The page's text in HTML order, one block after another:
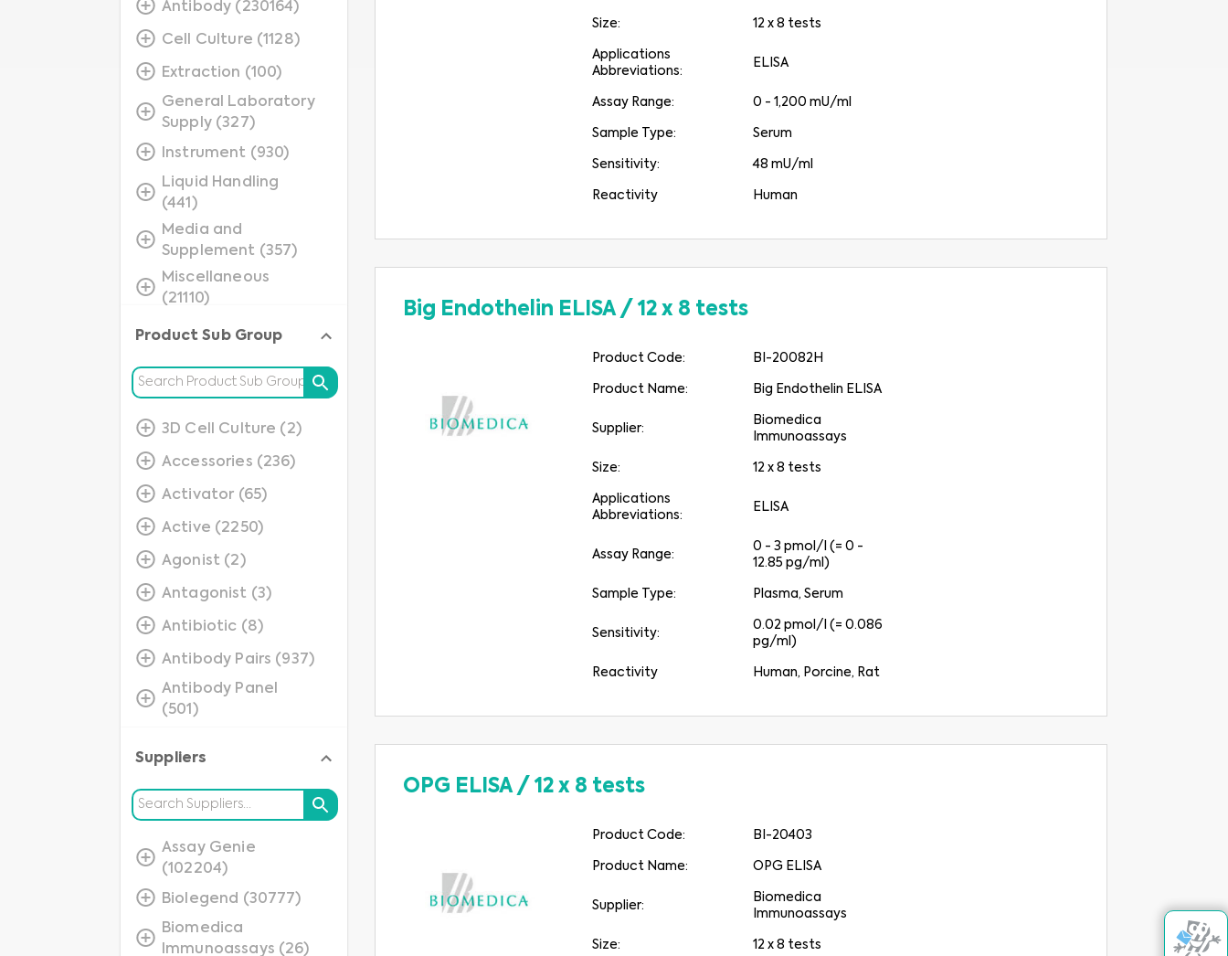
Medical Advice Disclaimer
ODMÍTNUTÍ ODPOVĚDNOSTI: TYTO WEBOVÉ STRÁNKY NEPOSKYTUJÍ
Informace, včetně textu, grafiky, obrázků a dalších materiálů obsažených na těchto
Antibody (230164)
Cell Culture (1128)
Extraction (100)
General Laboratory
Supply (327)
Instrument (930)
Liquid Handling
(441)
Media and
Supplement (357)
Miscellaneous
(21110)
(233984)
Protein (62691)
Protein Detection
Small Molecules
(4269)
Product Sub Group
3D Cell Culture (2)
Accessories (236)
Activator (65)
Active (2250)
Agonist (2)
Antagonist (3)
Antibiotic (8)
Antibody Pairs (937)
Antibody Panel
(501)
Blocking Peptide
(2529)
Cells (275)
Consumables (38)
ELISA (34206)
Suppliers
Assay Genie
(102204)
Biolegend (30777)
Biomedica
Immunoassays (26)
Size: 12 x 8 tests
Applications
Abbreviations:
ELISA
Assay Range: 0 - 1,200 mU/ml
Sample Type: Serum
Sensitivity: 48 mU/ml
Reactivity Human
Big Endothelin ELISA/ 12 x 8 tests
Product Code: BI-20082H
Product Name: Big Endothelin ELISA
Supplier:
Biomedica
Immunoassays
Size: 12 x 8 tests
Applications
Abbreviations:
ELISA
Assay Range:
0 - 3 pmol/l (= 0 -
12.85 pg/ml)
Sample Type: Plasma, Serum
Sensitivity:
0.02 pmol/l (= 0.086
pg/ml)
Reactivity Human, Porcine, Rat
OPG ELISA/ 12 x 8 tests
Product Code: BI-20403
Product Name: OPG ELISA
Supplier:
Biomedica
Immunoassays
Size: 12 x 8 tests